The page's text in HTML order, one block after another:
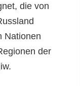
die von
Nationen
der